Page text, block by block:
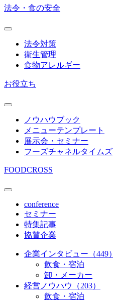
法令・食の安全
法令対策
衛生管理
食物アレルギー
お役立ち
ノウハウブック
メニューテンプレート
展示会・セミナー
フーズチャネルタイムズ
FOODCROSS
conference
セミナー
特集記事
協賛企業
企業インタビュー（449）
飲食・宿泊
卸・メーカー
経営ノウハウ（203）
飲食・宿泊